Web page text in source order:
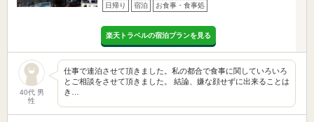
日帰り 宿泊 お食事・食事処
楽天トラベルの宿泊プランを見る
40代 男
性
仕事で連泊させて頂きました。私の都合で食事に関していろいろ
とご相談をさせて頂きました。 結論、嫌な顔せずに出来ることは
き…